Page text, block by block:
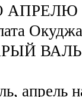
ВАЛЬС
апрель